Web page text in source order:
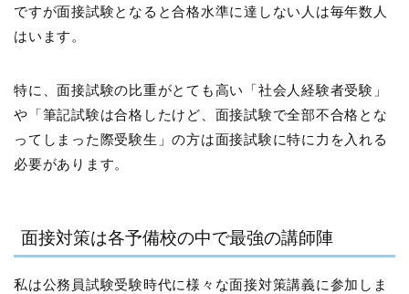
ですが面接試験となると合格水準に達しない人は毎年数人
はいます。
特に、面接試験の比重がとても高い「社会人経験者受験」
や「筆記試験は合格したけど、面接試験で全部不合格とな
ってしまった際受験生」の方は面接試験に特に力を入れる
必要があります。
面接対策は各予備校の中で最強の講師陣
私は公務員試験受験時代に様々な面接対策講義に参加しま